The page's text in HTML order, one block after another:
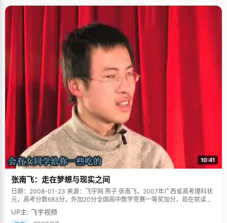
邓莹兰也从来不敢想上北大的事情，"我以前在全省十大高中联考中的最好名
实让所有人的很吃惊，自己都吓到了，"邓莹兰嘻嘻笑着，顺手理了理一头短
发，望着身后的未名湖感叹到，"没想到真的到了这里。" 邓莹兰回忆起过去
十年的成长，心里充满了复杂的思绪，坦白的说，那并不都是快乐的记忆。
小时候邓莹兰非常内向，甚至有些自闭。 邓莹兰5岁就上了小学一年级了，
因为爸爸妈妈工作太忙无暇照顾，只好把她早早送进了学校。进入小学之
前，邓莹兰还不太懂得什么是玩，怎么跟别人交流，因此，把所有精力都放
在了学习上，放学就回家，每天回家看完《动画城》，六七点钟就睡觉了。
遇到什么问题了，邓莹兰都自己想办法解决，有什么烦恼也是憋在心里。在
同学眼里，邓莹兰显出与年龄不符的独立和成熟。 曾经，邓莹兰也抱怨过父
母，羡慕同学们回家有妈妈做的热热的饭菜，周末能一家人出去玩，而自己
却只能一个人呆在家里看书。在高一的时候，邓莹兰的这种情绪累积到一个
限度，开始变得非常自闭和情绪化，越发的沉闷和敏感起来。为了排遣这种
情绪，邓莹兰买了一堆西方哲学的书来看，尼采的书，关于存在主义的书，
包括国内学术的杂志《书屋》，尽管很难，邓莹兰也硬逼着自己去看，似乎
只有这样才会忘记那种孤独的感觉。说到这，邓莹兰抬头顽皮的笑了一下，
冲镜头吐了下舌头，"其实这样挺不好的，大家不要跟我学哦"，一脸羞涩的
样子。 这种情绪一直持续到了高三，邓莹兰开始看中国古代哲人的书，老庄
和老子的哲学，《史记》、《世说新语》等等。高三的时候，每天下课回到
自己租住的小屋，邓莹兰就把书包丢在一边，看是看课外书。"我觉得每天很
认真的学了十个小时就够了，学太多就会烦，不如看看其他书"邓莹兰
说，"我特别喜欢《红楼梦》，喜欢贾宝玉，认为他特别懂得珍惜身边的
人"。 邓莹兰喜欢两种颜色，黑色和红色，那种很纯很正的红色，就像动画片
《犬夜叉》里边犬夜叉衣服的色彩，这代表着邓莹兰渴望安静，内心深处蕴
含着非常丰富的情感和激情，只是还没有找到一个合适的出口去迸发。 谈到
学习方法，邓莹兰直摇头，说，"我不聪明，也不机敏，或许是看的说实在太
10:41
张南飞：走在梦想与现实之间
日期：2008-01-23 来源：飞宇网 燕子 张南飞，2007年广西省高考理科状
元，高考分数683分，外加20分全国高中数学竞赛一等奖加分，现在就读于
清华大学经济金融国际班。 我们的采访约在下午两点钟开始，张南飞踩着秒
针走进来，验证了他对时间的精准把握。在工作人员试麦的时候，张南飞只
UP主: 飞宇视频